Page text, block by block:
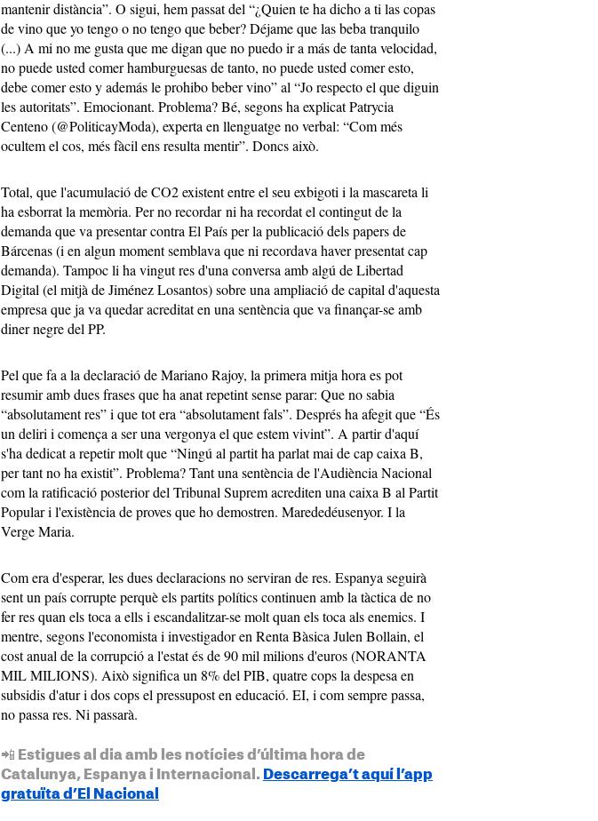
mantenir distància”. O sigui, hem passat del “¿Quien te ha dicho a ti las copas
de vino que yo tengo o no tengo que beber? Déjame que las beba tranquilo
(...) A mi no me gusta que me digan que no puedo ir a más de tanta velocidad,
no puede usted comer hamburguesas de tanto, no puede usted comer esto,
debe comer esto y además le prohibo beber vino” al “Jo respecto el que diguin
les autoritats”. Emocionant. Problema? Bé, segons ha explicat Patrycia
Centeno (@PoliticayModa), experta en llenguatge no verbal: “Com més
ocultem el cos, més fàcil ens resulta mentir”. Doncs això.
Total, que l'acumulació de CO2 existent entre el seu exbigoti i la mascareta li
ha esborrat la memòria. Per no recordar ni ha recordat el contingut de la
demanda que va presentar contra El País per la publicació dels papers de
Bárcenas (i en algun moment semblava que ni recordava haver presentat cap
demanda). Tampoc li ha vingut res d'una conversa amb algú de Libertad
Digital (el mitjà de Jiménez Losantos) sobre una ampliació de capital d'aquesta
empresa que ja va quedar acreditat en una sentència que va finançar-se amb
diner negre del PP.
Pel que fa a la declaració de Mariano Rajoy, la primera mitja hora es pot
resumir amb dues frases que ha anat repetint sense parar: Que no sabia
“absolutament res” i que tot era “absolutament fals”. Després ha afegit que “És
un deliri i comença a ser una vergonya el que estem vivint”. A partir d'aquí
s'ha dedicat a repetir molt que “Ningú al partit ha parlat mai de cap caixa B,
per tant no ha existit”. Problema? Tant una sentència de l'Audiència Nacional
com la ratificació posterior del Tribunal Suprem acrediten una caixa B al Partit
Popular i l'existència de proves que ho demostren. Marededéusenyor. I la
Verge Maria.
Com era d'esperar, les dues declaracions no serviran de res. Espanya seguirà
sent un país corrupte perquè els partits polítics continuen amb la tàctica de no
fer res quan els toca a ells i escandalitzar-se molt quan els toca als enemics. I
mentre, segons l'economista i investigador en Renta Bàsica Julen Bollain, el
cost anual de la corrupció a l'estat és de 90 mil milions d'euros (NORANTA
MIL MILIONS). Això significa un 8% del PIB, quatre cops la despesa en
subsidis d'atur i dos cops el pressupost en educació. EI, i com sempre passa,
no passa res. Ni passarà.
📲 Estigues al dia amb les notícies d’última hora de
Catalunya, Espanya i Internacional. Descarrega’t aquí l’app
gratuïta d’El Nacional